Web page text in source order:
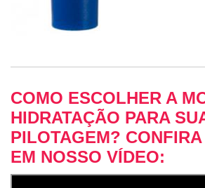
COMO ESCOLHER A
HIDRATAÇÃO PARA
PILOTAGEM?
EM NOSSO VÍDEO: